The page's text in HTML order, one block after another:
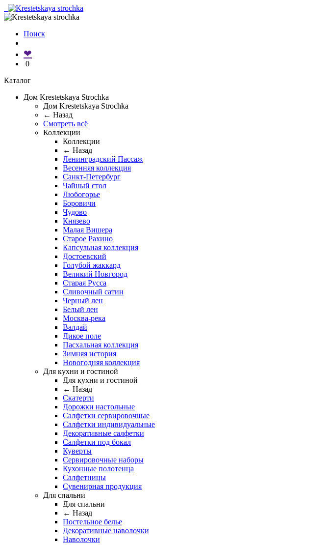
Поиск
❤
0
Каталог
Дом Krestetskaya Strochka
Дом Krestetskaya Strochka
← Назад
Смотреть всё
Коллекции
Коллекции
← Назад
Ленинградский Пассаж
Весенняя коллекция
Санкт-Петербург
Чайный стол
Любогорье
Боровичи
Чудово
Князево
Малая Вишера
Старое Рахино
Капсульная коллекция
Достоевский
Голубой жаккард
Великий Новгород
Старая Русса
Сливочный сатин
Черный лен
Белый лен
Москва-река
Валдай
Дикое поле
Пасхальная коллекция
Зимняя история
Новогодняя коллекция
Для кухни и гостиной
Для кухни и гостиной
← Назад
Скатерти
Дорожки настольные
Салфетки сервировочные
Салфетки индивидуальные
Декоративные салфетки
Салфетки под бокал
Куверты
Сервировочные наборы
Кухонные полотенца
Салфетницы
Сувенирная продукция
Для спальни
Для спальни
← Назад
Постельное белье
Декоративные наволочки
Наволочки